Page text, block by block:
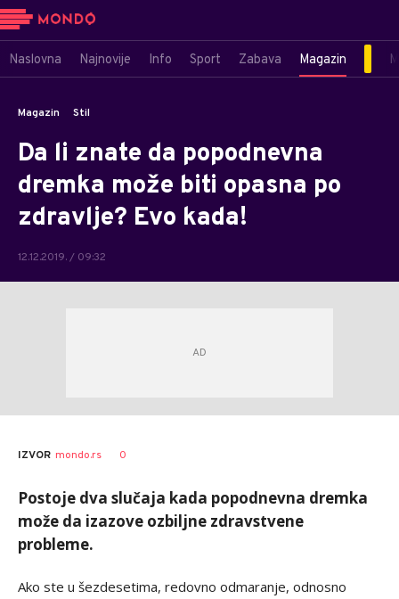
Naslovna Najnovije Info Sport Zabava Magazin
Magazin Stil
Da li znate da popodnevna
dremka može biti opasna po
zdravlje? Evo kada!
12.12.2019. / 09:32
IZVOR mondo.rs 0
Postoje dva slučaja kada popodnevna dremka
može da izazove ozbiljne zdravstvene
probleme.
Ako ste u šezdesetima, redovno odmaranje, odnosno